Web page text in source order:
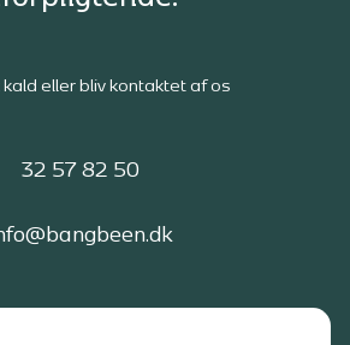
kald eller bliv kontaktet af os
32 57 82 50